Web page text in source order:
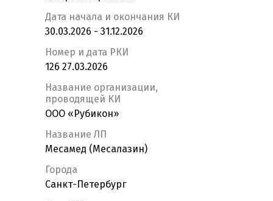
Дата начала и окончания КИ
30.03.2026 - 31.12.2026
Номер и дата РКИ
126 27.03.2026
Название организации,
проводящей КИ
ООО «Рубикон»
Название ЛП
Месамед (Месалазин)
Города
Санкт-Петербург